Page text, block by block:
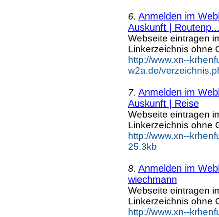
6. Anmelden im
Auskunft |
Webseite eintragen
Linkerzeichnis ohne
http://www.xn--
w2a.de/
7. Anmelden im
Auskunft | Reise
Webseite eintragen
Linkerzeichnis ohne
http://www.xn--
25.3kb
8. Anmelden im
wiechmann
Webseite eintragen
Linkerzeichnis ohne
http://www.xn--